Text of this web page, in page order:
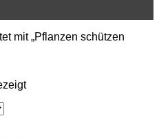
mit „Pflanzen schützen